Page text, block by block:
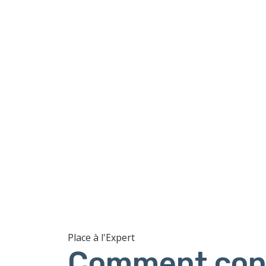
Place à l'Expert